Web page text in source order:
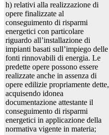
h) relativi alla realizzazione di
opere finalizzate al
conseguimento di risparmi
energetici con particolare
riguardo all’installazione di
impianti basati sull’impiego delle
fonti rinnovabili di energia. Le
predette opere possono essere
realizzate anche in assenza di
opere edilizie propriamente dette,
acquisendo idonea
documentazione attestante il
conseguimento di risparmi
energetici in applicazione della
normativa vigente in materia;